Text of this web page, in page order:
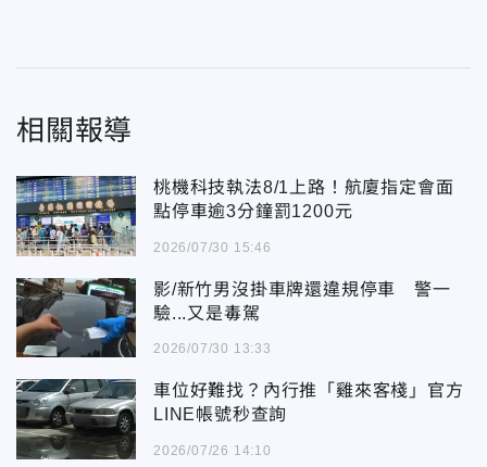
相關報導
桃機科技執法8/1上路！航廈指定會面
點停車逾3分鐘罰1200元
2026/07/30 15:46
影/新竹男沒掛車牌還違規停車 警一
驗...又是毒駕
2026/07/30 13:33
車位好難找？內行推「雞來客棧」官方
LINE帳號秒查詢
2026/07/26 14:10